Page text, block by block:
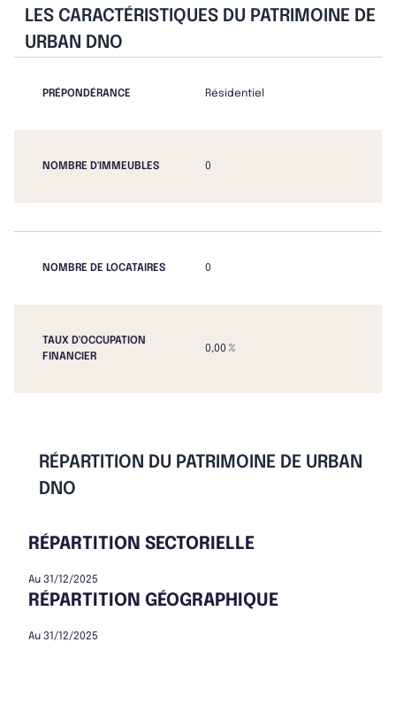
LES CARACTÉRISTIQUES DU PATRIMOINE DE
URBAN DNO
PRÉPONDÉRANCE Résidentiel
NOMBRE D'IMMEUBLES 0
NOMBRE DE LOCATAIRES 0
TAUX D'OCCUPATION
FINANCIER
0,00 %
RÉPARTITION DU PATRIMOINE DE URBAN
DNO
RÉPARTITION SECTORIELLE
Au 31/12/2025
RÉPARTITION GÉOGRAPHIQUE
Au 31/12/2025